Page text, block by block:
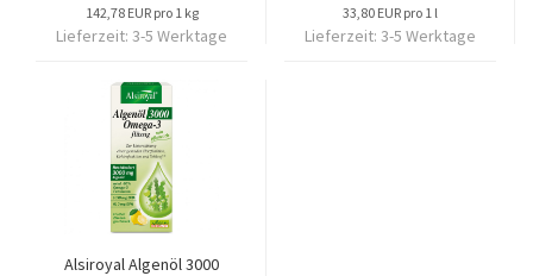
142,78 EUR pro 1 kg
Lieferzeit: 3-5 Werktage
33,80 EUR pro 1 l
Lieferzeit: 3-5 Werktage
Alsiroyal Algenöl 3000